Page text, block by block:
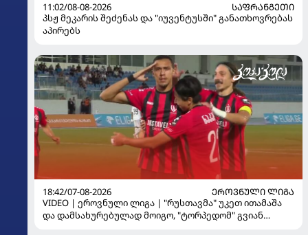
11:02/08-08-2026
ᲡᲐᲤᲠᲐᲜᲒᲔᲗᲘ
პსჟ მეკარის შეძენას და "იუვენტუსში" განათხოვრებას
აპირებს
18:42/07-08-2026
ᲔᲠᲝᲕᲜᲣᲚᲘ ᲚᲘᲒᲐ
VIDEO | ეროვნული ლიგა | "რუსთავმა" უკეთ ითამაშა
და დამსახურებულად მოიგო, "ტორპედომ" გვიან